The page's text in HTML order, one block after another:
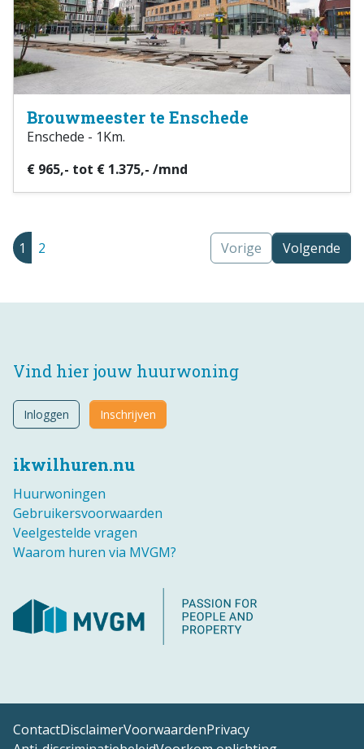
Brouwmeester te Enschede
Enschede - 1Km.
€ 965,- tot € 1.375,- /mnd
Vorige Volgende
1 2
ikwilhuren.nu
Huurwoningen
Gebruikersvoorwaarden
Veelgestelde vragen
Waarom huren via MVGM?
Vind hier jouw huurwoning
Inloggen Inschrijven
ContactDisclaimerVoorwaardenPrivacy